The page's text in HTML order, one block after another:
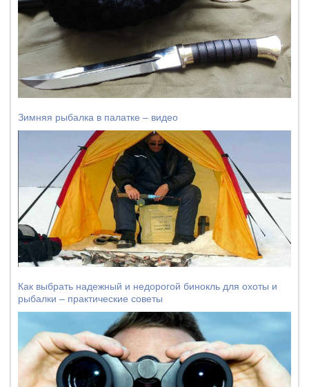
Зимняя рыбалка в палатке – видео
Как выбрать надежный и недорогой бинокль для охоты и
рыбалки – практические советы